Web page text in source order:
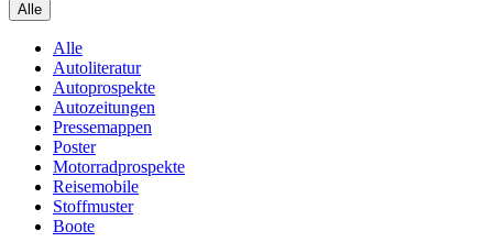
Alle
Alle
Autoliteratur
Autoprospekte
Autozeitungen
Pressemappen
Poster
Motorradprospekte
Reisemobile
Stoffmuster
Boote